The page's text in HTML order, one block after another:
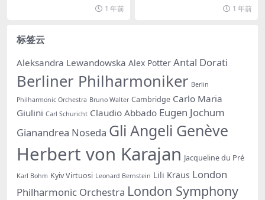
1 年前
1 年前
标签云
Aleksandra Lewandowska Alex Potter Antal Dorati
Berliner Philharmoniker Berlin
Philharmonic Orchestra Bruno Walter Cambridge Carlo Maria
Giulini Carl Schuricht Claudio Abbado Eugen Jochum
Gianandrea Noseda Gli Angeli Genève
Herbert von Karajan Jacqueline du Pré
Karl Bohm Kyiv Virtuosi Leonard Bernstein Lili Kraus London
Philharmonic Orchestra London Symphony